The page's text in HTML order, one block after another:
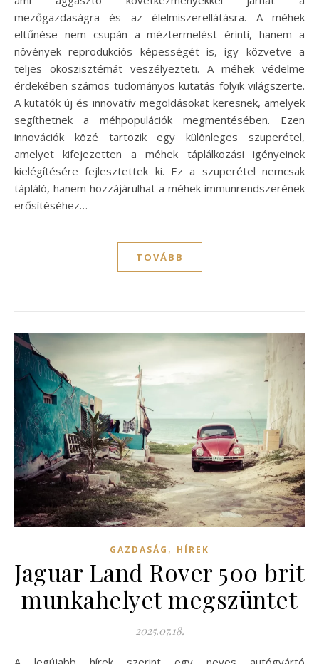
mezőgazdaságra és az élelmiszerellátásra. A méhek
eltűnése nem csupán a méztermelést érinti, hanem a
növények reprodukciós képességét is, így közvetve a
teljes ökoszisztémát veszélyezteti. A méhek védelme
érdekében számos tudományos kutatás folyik világszerte.
A kutatók új és innovatív megoldásokat keresnek, amelyek
segíthetnek a méhpopulációk megmentésében. Ezen
innovációk közé tartozik egy különleges szuperétel,
amelyet kifejezetten a méhek táplálkozási igényeinek
kielégítésére fejlesztettek ki. Ez a szuperétel nemcsak
tápláló, hanem hozzájárulhat a méhek immunrendszerének
erősítéséhez…
TOVÁBB
GAZDASÁG , HÍREK
Jaguar Land Rover 500 brit
munkahelyet megszüntet
2025.07.18.